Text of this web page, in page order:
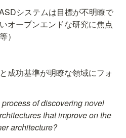
システムは目標が不明瞭で
オープンエンドな研究に焦点
）
成功基準が明瞭な領域にフォ
of discovering novel
that improve on the
architecture?